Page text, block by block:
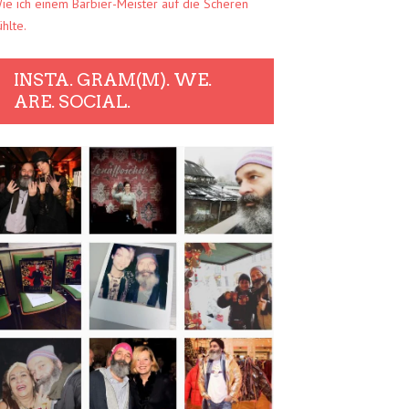
ich einem Barbier-Meister auf die Scheren
INSTA. GRAM(M). WE.
ARE. SOCIAL.